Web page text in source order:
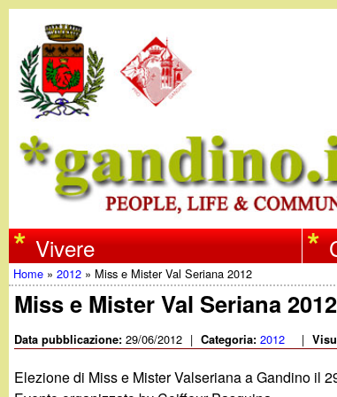
w
w
w
.
Vivere
Tu
sei
qui
Home »2012 » Miss e Mister Val Seriana 2012
Miss e Mister Val Seriana 2012
Data pubblicazione:29/06/2012 | Categoria:2012 |
Elezione di Miss e Mister Valseriana a Gandino il